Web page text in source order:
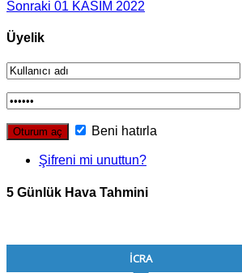
Sonraki 01 KASIM 2022
Üyelik
Beni hatırla
Şifreni mi unuttun?
5 Günlük Hava Tahmini